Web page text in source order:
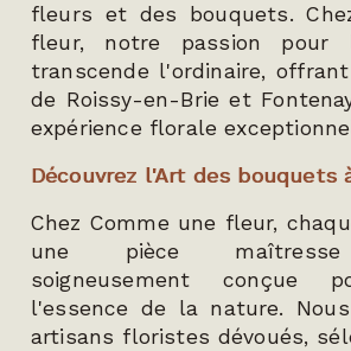
fleurs et des bouquets.
fleur, notre passion pour
transcende l'ordinaire,
de Roissy-en-Brie et
expérience florale
Découvrez l'Art des bouquets
Chez Comme une fleur,
une pièce maîtresse
soigneusement conçue
l'essence de la nature.
artisans floristes dévoués,